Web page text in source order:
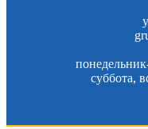
суббота,